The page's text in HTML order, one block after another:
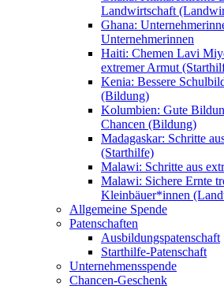
Landwirtschaft
Ghana:
Unternehmerinnen
Haiti: Chemen Lavi
extremer Armut
Kenia: Bessere
(Bildung)
Kolumbien: Gute
Chancen (Bildung)
Madagaskar: Schritte
(Starthilfe)
Malawi: Schritte aus
Malawi: Sichere Ernte
Kleinbäuer*innen
Allgemeine Spende
Patenschaften
Ausbildungspatenschaft
Starthilfe-Patenschaft
Unternehmensspende
Chancen-Geschenk